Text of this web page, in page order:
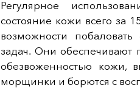
Регулярное
состояние кожи всего за
возможности
задач. Они обеспечивают
обезвоженностью кожи,
морщинки и борются с